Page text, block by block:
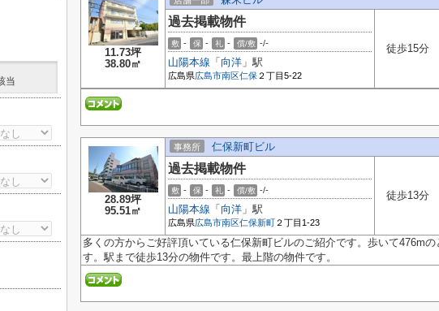
11.73坪
38.80㎡
過去掲載物件
敷 - 保 - 礼 - 償/敷 -/-
山陽本線 「 向洋 」駅
広島県広島市南区仁保 ２丁目5-22
徒歩15分
28.89坪
95.51㎡
事務所 仁保新町ビル
過去掲載物件
敷 - 保 - 礼 - 償/敷 -/-
山陽本線 「 向洋 」駅
広島県広島市南区仁保新町 ２丁目1-23
徒歩13分
多くの方からご好評頂いている仁保新町ビルのご紹介です。歩いて476m
す。駅まで徒歩13分の物件です。最上階の物件です。
当